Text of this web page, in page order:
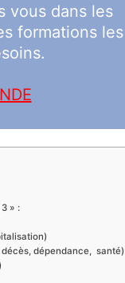
vous dans les
formations les
» :
dépendance, santé)